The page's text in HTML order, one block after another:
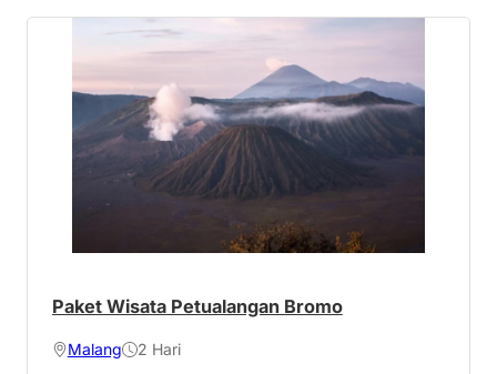
Paket Wisata Petualangan Bromo
Malang 2 Hari